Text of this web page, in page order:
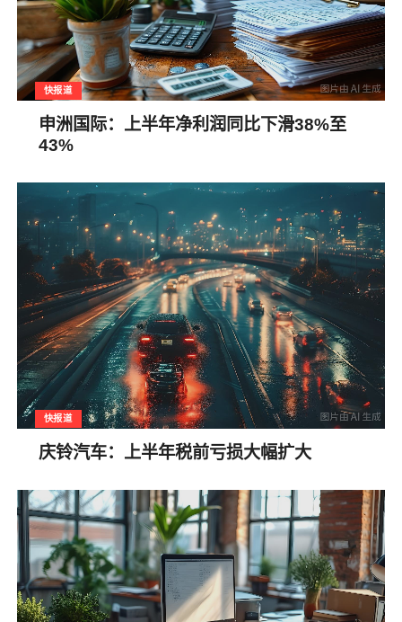
快报道
申洲国际：上半年净利润同比下滑38%至
43%
快报道
庆铃汽车：上半年税前亏损大幅扩大